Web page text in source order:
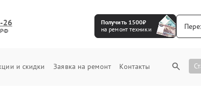
26
РФ
Получить 1500₽
на ремонт техники
и скидки Заявка на ремонт Контакты